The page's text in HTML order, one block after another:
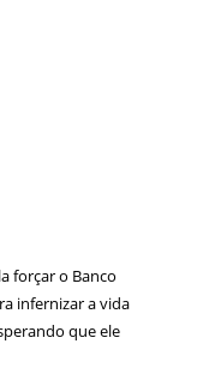
forçar o Banco
infernizar a vida
que ele